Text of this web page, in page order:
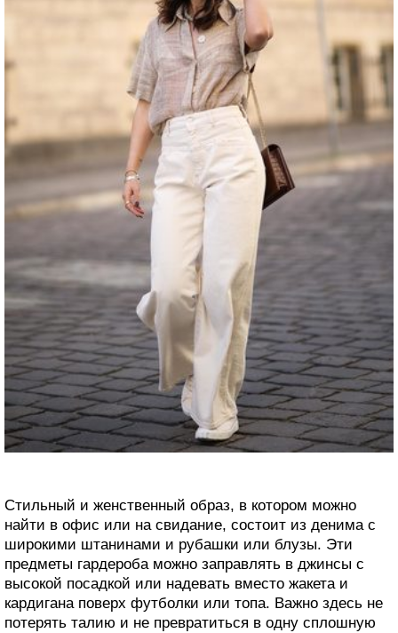
Стильный и женственный образ, в котором можно
найти в офис или на свидание, состоит из денима с
широкими штанинами и рубашки или блузы. Эти
предметы гардероба можно заправлять в джинсы с
высокой посадкой или надевать вместо жакета и
кардигана поверх футболки или топа. Важно здесь не
потерять талию и не превратиться в одну сплошную